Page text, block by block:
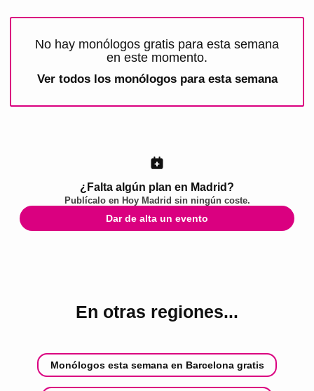
No hay monólogos gratis para esta semana
en este momento.
Ver todos los monólogos para esta semana
¿Falta algún plan en Madrid?
Publícalo en Hoy Madrid sin ningún coste.
Dar de alta un evento
En otras regiones...
Monólogos esta semana en Barcelona gratis